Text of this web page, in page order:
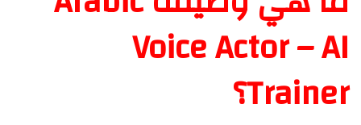
Voice Actor – AI
Trainer؟